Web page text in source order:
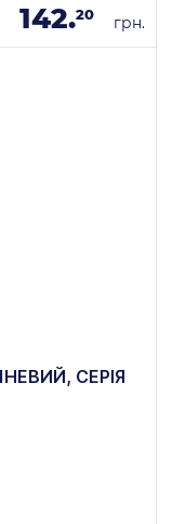
142.20 грн.
СЕРІЯ